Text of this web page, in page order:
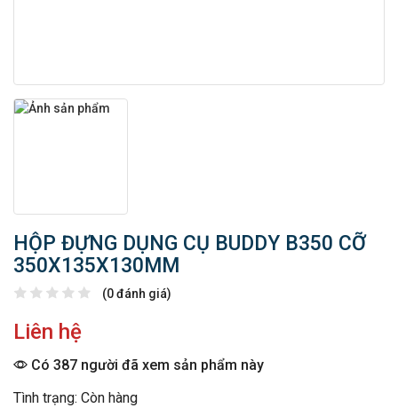
HỘP ĐỰNG DỤNG CỤ BUDDY B350 CỠ
350X135X130MM
(0 đánh giá)
Liên hệ
Có 387 người đã xem sản phẩm này
Tình trạng: Còn hàng